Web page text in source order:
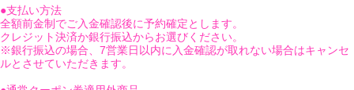
●支払い方法
全額前金制でご入金確認後に予約確定とします。
クレジット決済か銀行振込からお選びください。
※銀行振込の場合、7営業日以内に入金確認が取れない場合はキャンセ
ルとさせていただきます。